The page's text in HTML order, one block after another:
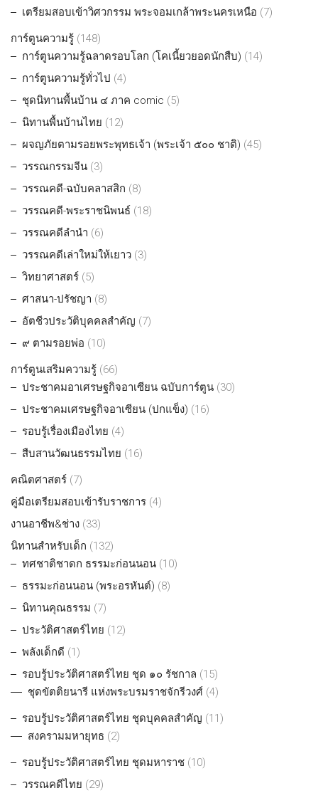
เตรียมสอบเข้าวิศวกรรม พระจอมเกล้าพระนครเหนือ (7)
การ์ตูนความรู้ (148)
การ์ตูนความรู้ฉลาดรอบโลก (โคเนี้ยวยอดนักสืบ) (14)
การ์ตูนความรู้ทั่วไป (4)
ชุดนิทานพื้นบ้าน ๔ ภาค comic (5)
นิทานพื้นบ้านไทย (12)
ผจญภัยตามรอยพระพุทธเจ้า (พระเจ้า ๕๐๐ ชาติ) (45)
วรรณกรรมจีน (3)
วรรณคดี-ฉบับคลาสสิก (8)
วรรณคดี-พระราชนิพนธ์ (18)
วรรณคดีลำนำ (6)
วรรณคดีเล่าใหม่ให้เยาว (3)
วิทยาศาสตร์ (5)
ศาสนา-ปรัชญา (8)
อัตชีวประวัติบุคคลสำคัญ (7)
๙ ตามรอยพ่อ (10)
การ์ตูนเสริมความรู้ (66)
ประชาคมอาเศรษฐกิจอาเซียน ฉบับการ์ตูน (30)
ประชาคมเศรษฐกิจอาเซียน (ปกแข็ง) (16)
รอบรู้เรื่องเมืองไทย (4)
สืบสานวัฒนธรรมไทย (16)
คณิตศาสตร์ (7)
คู่มือเตรียมสอบเข้ารับราชการ (4)
งานอาชีพ&ช่าง (33)
นิทานสำหรับเด็ก (132)
ทศชาติชาดก ธรรมะก่อนนอน (10)
ธรรมะก่อนนอน (พระอรหันต์) (8)
นิทานคุณธรรม (7)
ประวัติศาสตร์ไทย (12)
พลังเด็กดี (1)
รอบรู้ประวัติศาสตร์ไทย ชุด ๑๐ รัชกาล (15)
ชุดขัตติยนารี แห่งพระบรมราชจักรีวงศ์ (4)
รอบรู้ประวัติศาสตร์ไทย ชุดบุคคลสำคัญ (11)
สงครามมหายุทธ (2)
รอบรู้ประวัติศาสตร์ไทย ชุดมหาราช (10)
วรรณคดีไทย (29)